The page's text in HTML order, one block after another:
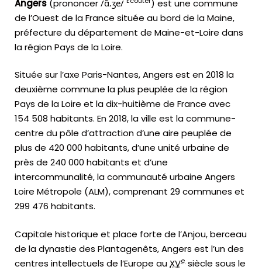
Angers (prononcer /ɑ̃.ʒe/
) est une commune
de l’Ouest de la France située au bord de la Maine,
préfecture du département de Maine-et-Loire dans
la région Pays de la Loire.
Située sur l’axe Paris-Nantes, Angers est en 2018 la
deuxième commune la plus peuplée de la région
Pays de la Loire et la dix-huitième de France avec
154 508 habitants. En 2018, la ville est la commune-
centre du pôle d’attraction d’une aire peuplée de
plus de 420 000 habitants, d’une unité urbaine de
près de 240 000 habitants et d’une
intercommunalité, la communauté urbaine Angers
Loire Métropole (ALM), comprenant 29 communes et
299 476 habitants.
Capitale historique et place forte de l’Anjou, berceau
de la dynastie des Plantagenêts, Angers est l’un des
centres intellectuels de l’Europe au XVe siècle sous le